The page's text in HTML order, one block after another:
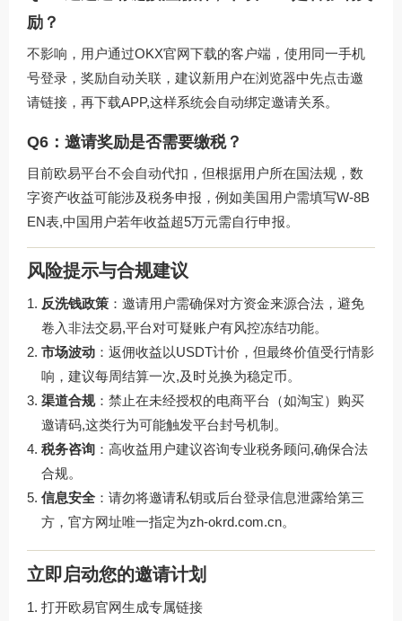
励？
不影响，用户通过OKX官网下载的客户端，使用同一手机
号登录，奖励自动关联，建议新用户在浏览器中先点击邀
请链接，再下载APP,这样系统会自动绑定邀请关系。
Q6：邀请奖励是否需要缴税？
目前欧易平台不会自动代扣，但根据用户所在国法规，数
字资产收益可能涉及税务申报，例如美国用户需填写W-8B
EN表,中国用户若年收益超5万元需自行申报。
风险提示与合规建议
反洗钱政策 ：邀请用户需确保对方资金来源合法，避免
卷入非法交易,平台对可疑账户有风控冻结功能。
市场波动 ：返佣收益以USDT计价，但最终价值受行情影
响，建议每周结算一次,及时兑换为稳定币。
渠道合规：禁止在未经授权的电商平台（如淘宝）购买
邀请码,这类行为可能触发平台封号机制。
税务咨询 ：高收益用户建议咨询专业税务顾问,确保合法
合规。
信息安全：请勿将邀请私钥或后台登录信息泄露给第三
方，官方网址唯一指定为zh-okrd.com.cn。
立即启动您的邀请计划
打开欧易官网生成专属链接